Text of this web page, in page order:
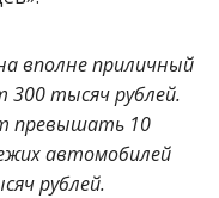
вполне приличный
тысяч рублей.
превышать 10
автомобилей
рублей.